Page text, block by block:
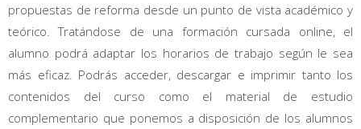
propuestas de reforma desde un punto de vista académico y
teórico. Tratándose de una formación cursada online, el
alumno podrá adaptar los horarios de trabajo según le sea
más eficaz. Podrás acceder, descargar e imprimir tanto los
contenidos del curso como el material de estudio
complementario que ponemos a disposición de los alumnos